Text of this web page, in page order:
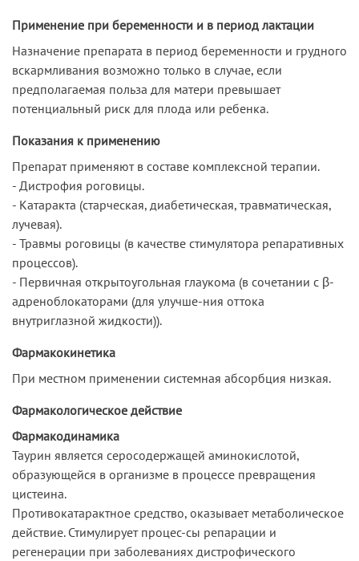
Применение при беременности и в период лактации
Назначение препарата в период беременности и грудного
вскармливания возможно только в случае, если
предполагаемая польза для матери превышает
потенциальный риск для плода или ребенка.
Показания к применению
Препарат применяют в составе комплексной терапии.
- Дистрофия роговицы.
- Катаракта (старческая, диабетическая, травматическая,
лучевая).
- Травмы роговицы (в качестве стимулятора репаративных
процессов).
- Первичная открытоугольная глаукома (в сочетании с β-
адреноблокаторами (для улучше-ния оттока
внутриглазной жидкости)).
Фармакокинетика
При местном применении системная абсорбция низкая.
Фармакологическое действие
Фармакодинамика
Таурин является серосодержащей аминокислотой,
образующейся в организме в процессе превращения
цистеина.
Противокатарактное средство, оказывает метаболическое
действие. Стимулирует процес-сы репарации и
регенерации при заболеваниях дистрофического